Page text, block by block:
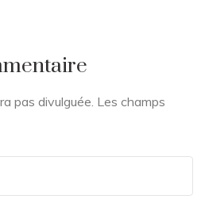
pas divulguée. Les champs